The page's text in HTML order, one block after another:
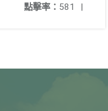
點擊率： 581 |